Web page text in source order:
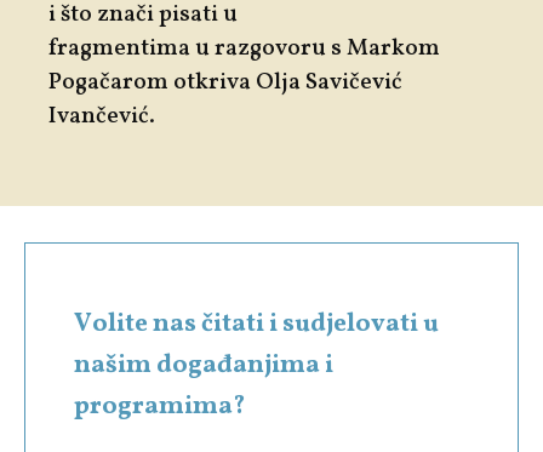
i što znači pisati u
fragmentima u razgovoru s Markom
Pogačarom otkriva Olja Savičević
Ivančević.
Volite nas čitati i sudjelovati u
našim događanjima i
programima?